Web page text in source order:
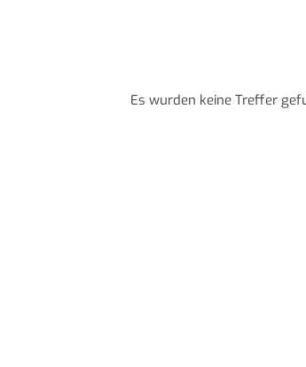
Es wurden keine Treffer